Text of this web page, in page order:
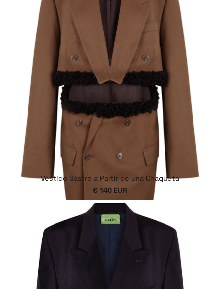
Vestido Sastre a Partir de una Chaqueta
€ 140 EUR